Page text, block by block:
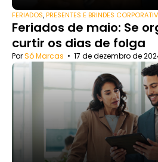
FERIADOS,PRESENTES E BRINDES
Feriados de maio: Se
curtir os dias de folga
PorSó Marcas • 17 de dezembro de